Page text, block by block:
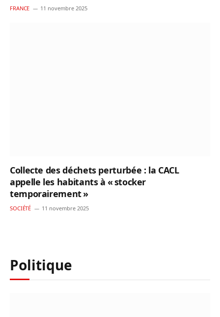
FRANCE 11 novembre 2025
Collecte des déchets perturbée : la CACL
appelle les habitants à « stocker
temporairement »
SOCIÉTÉ 11 novembre 2025
Politique